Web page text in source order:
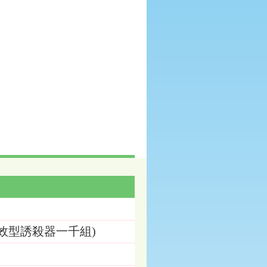
型誘殺器一千組)